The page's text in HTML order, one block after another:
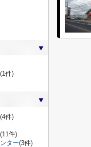
(1件)
(4件)
(11件)
ター(3件)